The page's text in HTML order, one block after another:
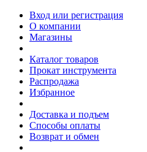
Вход или регистрация
О компании
Магазины
Каталог товаров
Прокат инструмента
Распродажа
Избранное
Доставка и подъем
Способы оплаты
Возврат и обмен